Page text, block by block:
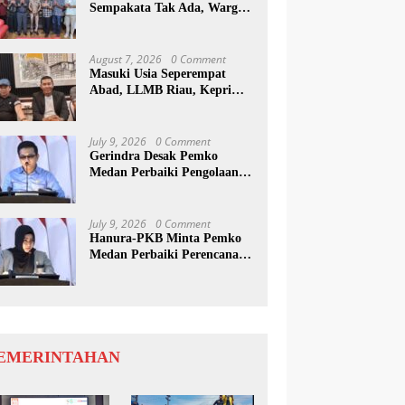
Sempakata Tak Ada, Warga
August 7, 2026 0 Comment
Masuki Usia Seperempat
Abad, LLMB Riau, Kepri
July 9, 2026 0 Comment
Gerindra Desak Pemko
Medan Perbaiki Pengolaan
July 9, 2026 0 Comment
Hanura-PKB Minta Pemko
Medan Perbaiki Perencanaan